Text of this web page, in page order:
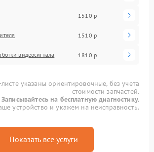
1510 р
1510 р
видеосигнала 1810 р
указаны ориентировочные, без учета
стоимости запчастей.
Записывайтесь на бесплатную диагностику.
устройство и укажем на неисправность.
Показать все услуги